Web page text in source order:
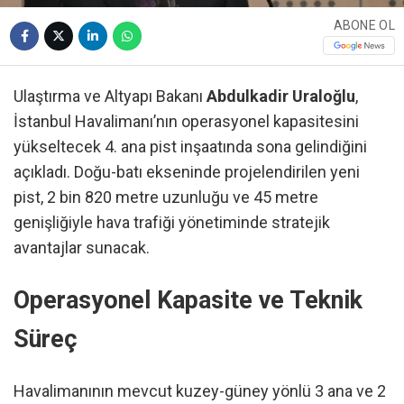
ABONE OL
Ulaştırma ve Altyapı Bakanı Abdulkadir Uraloğlu,
İstanbul Havalimanı’nın operasyonel kapasitesini
yükseltecek 4. ana pist inşaatında sona gelindiğini
açıkladı. Doğu-batı ekseninde projelendirilen yeni
pist, 2 bin 820 metre uzunluğu ve 45 metre
genişliğiyle hava trafiği yönetiminde stratejik
avantajlar sunacak.
Operasyonel Kapasite ve Teknik
Süreç
Havalimanının mevcut kuzey-güney yönlü 3 ana ve 2